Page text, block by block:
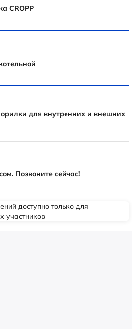
CROPP
для внутренних и внешних
Позвоните сейчас!
доступно только для
участников